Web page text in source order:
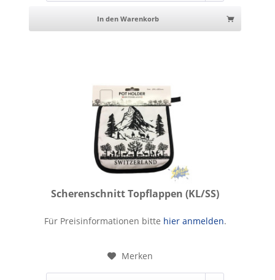
In den Warenkorb
Scherenschnitt Topflappen (KL/SS)
Scherenschnitt Topflappen
Für Preisinformationen bitte hier anmelden.
Merken